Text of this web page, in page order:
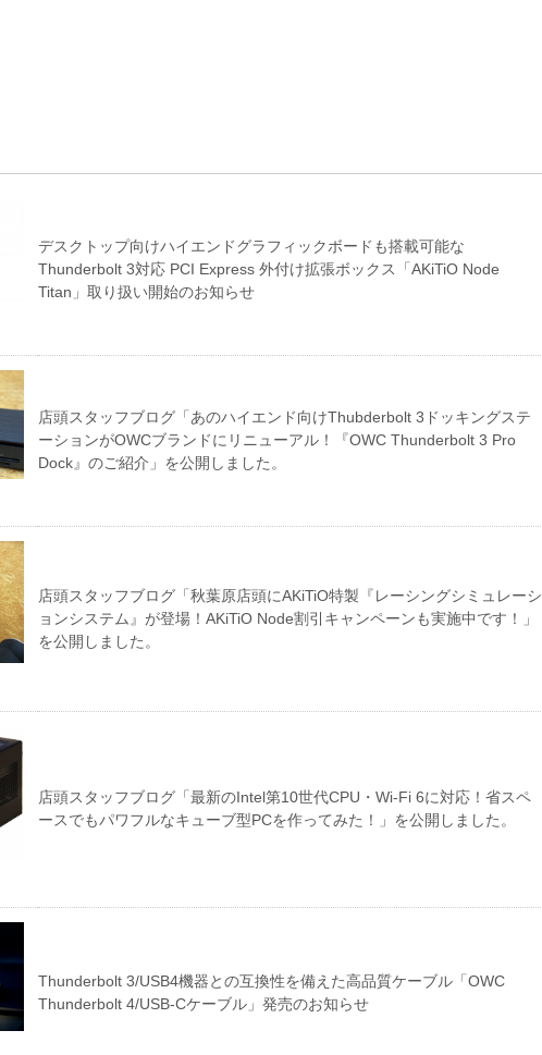
デスクトップ向けハイエンドグラフィックボードも搭載可能な
Thunderbolt 3対応 PCI Express 外付け拡張ボックス「AKiTiO Node
Titan」取り扱い開始のお知らせ
店頭スタッフブログ「あのハイエンド向けThubderbolt 3ドッキングステ
ーションがOWCブランドにリニューアル！『OWC Thunderbolt 3 Pro
Dock』のご紹介」を公開しました。
店頭スタッフブログ「秋葉原店頭にAKiTiO特製『レーシングシミュレーシ
ョンシステム』が登場！AKiTiO Node割引キャンペーンも実施中です！」
を公開しました。
店頭スタッフブログ「最新のIntel第10世代CPU・Wi-Fi 6に対応！省スペ
ースでもパワフルなキューブ型PCを作ってみた！」を公開しました。
Thunderbolt 3/USB4機器との互換性を備えた高品質ケーブル「OWC
Thunderbolt 4/USB-Cケーブル」発売のお知らせ